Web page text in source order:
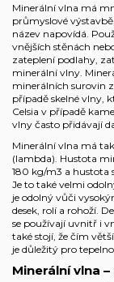
Minerální vlna má
průmyslové
název napovídá.
vnějších stěnách
zateplení podlahy,
minerální vlny.
minerálních surovin
případě skelné vlny,
Celsia v případě
vlny často přidávají
Minerální vlna má
(lambda). Hustota
180 kg/m3 a hustota
Je to také velmi
je odolný vůči
desek, rolí a rohoží.
se používají uvnitř i
také stojí, že čím
je důležitý pro
Minerální vlna